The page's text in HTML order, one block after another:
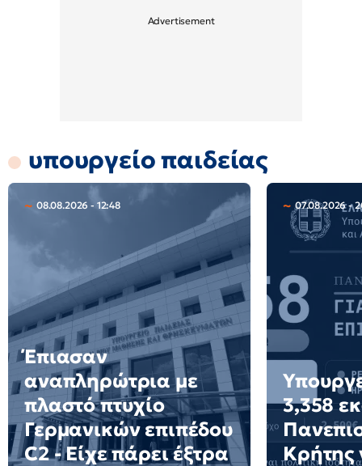
υπουργείο παιδείας
08.08.2026 - 12:48
Έπιασαν
αναπληρώτρια με
πλαστό πτυχίο
Γερμανικών επιπέδου
C2 - Είχε πάρει έξτρα
07.08.2026 -
3,358
Κρήτης